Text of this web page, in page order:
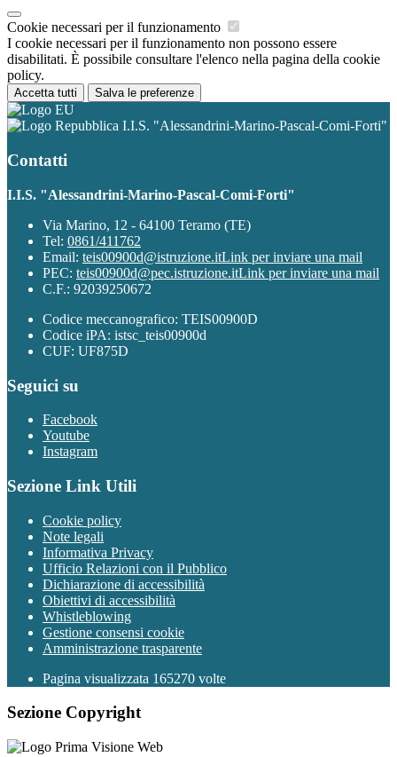
Cookie necessari per il funzionamento
I cookie necessari per il funzionamento non possono essere
disabilitati. È possibile consultare l'elenco nella pagina della cookie
policy.
Accetta tutti Salva le preferenze
I.I.S. "Alessandrini-Marino-Pascal-Comi-Forti"
Contatti
I.I.S. "Alessandrini-Marino-Pascal-Comi-Forti"
Via Marino, 12 - 64100 Teramo (TE)
Tel: 0861/411762
Email: teis00900d@istruzione.itLink per inviare una mail
PEC: teis00900d@pec.istruzione.itLink per inviare una mail
C.F.: 92039250672
Codice meccanografico: TEIS00900D
Codice iPA: istsc_teis00900d
CUF: UF875D
Seguici su
Facebook
Youtube
Instagram
Sezione Link Utili
Cookie policy
Note legali
Informativa Privacy
Ufficio Relazioni con il Pubblico
Dichiarazione di accessibilità
Obiettivi di accessibilità
Whistleblowing
Gestione consensi cookie
Amministrazione trasparente
Pagina visualizzata 165270 volte
Sezione Copyright